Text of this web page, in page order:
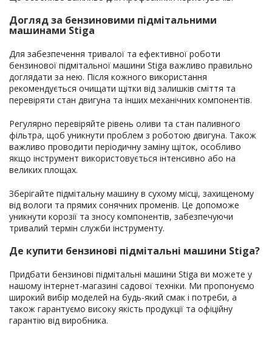
Догляд за бензиновими підмітальними
машинами Stiga
Для забезпечення тривалої та ефективної роботи
бензинової підмітальної машини Stiga важливо правильно
доглядати за нею. Після кожного використання
рекомендується очищати щітки від залишків сміття та
перевіряти стан двигуна та інших механічних компонентів.
Регулярно перевіряйте рівень оливи та стан паливного
фільтра, щоб уникнути проблем з роботою двигуна. Також
важливо проводити періодичну заміну щіток, особливо
якщо інструмент використовується інтенсивно або на
великих площах.
Зберігайте підмітальну машину в сухому місці, захищеному
від вологи та прямих сонячних променів. Це допоможе
уникнути корозії та зносу компонентів, забезпечуючи
тривалий термін служби інструменту.
Де купити бензинові підмітальні машини Stiga?
Придбати бензинові підмітальні машини Stiga ви можете у
нашому інтернет-магазині садової техніки. Ми пропонуємо
широкий вибір моделей на будь-який смак і потреби, а
також гарантуємо високу якість продукції та офіційну
гарантію від виробника.